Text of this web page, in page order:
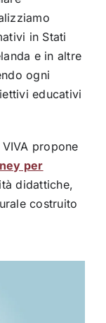
in Stati
e in altre
ogni
educativi
propone
per
didattiche,
costruito